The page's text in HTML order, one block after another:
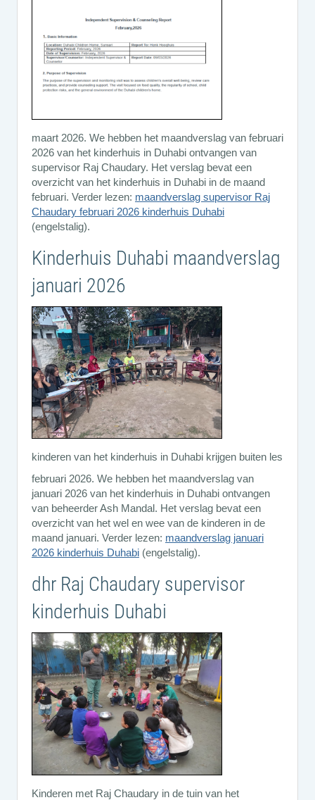
maart 2026. We hebben het maandverslag van februari
2026 van het kinderhuis in Duhabi ontvangen van
supervisor Raj Chaudary. Het verslag bevat een
overzicht van het kinderhuis in Duhabi in de maand
februari. Verder lezen: maandverslag supervisor Raj
Chaudary februari 2026 kinderhuis Duhabi
(engelstalig).
Kinderhuis Duhabi maandverslag
januari 2026
kinderen van het kinderhuis in Duhabi krijgen buiten les
februari 2026. We hebben het maandverslag van
januari 2026 van het kinderhuis in Duhabi ontvangen
van beheerder Ash Mandal. Het verslag bevat een
overzicht van het wel en wee van de kinderen in de
maand januari. Verder lezen: maandverslag januari
2026 kinderhuis Duhabi (engelstalig).
dhr Raj Chaudary supervisor
kinderhuis Duhabi
Kinderen met Raj Chaudary in de tuin van het